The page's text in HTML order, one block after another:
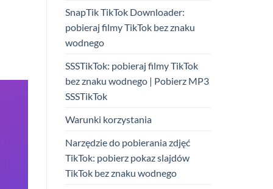
SnapTik TikTok Downloader:
pobieraj filmy TikTok bez znaku
wodnego
SSSTikTok: pobieraj filmy TikTok
bez znaku wodnego | Pobierz MP3
SSSTikTok
Warunki korzystania
Narzędzie do pobierania zdjęć
TikTok: pobierz pokaz slajdów
TikTok bez znaku wodnego